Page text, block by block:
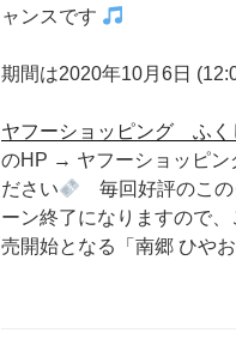
ャンスです
期間は2020年10月6日
ヤフーショッピング ふく
のHP → ヤフーショッピン
ださい
毎回好評のこの
ーン終了になりますので
売開始となる「南郷 ひや